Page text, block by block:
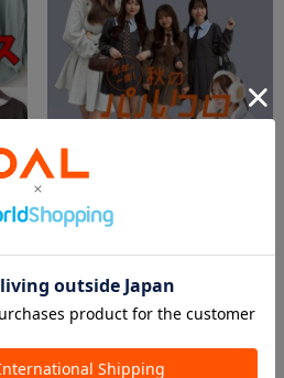
【10/28(火)まで！】パルクロウィークおすすめセールアイテム
あやねん
Remind me and forever